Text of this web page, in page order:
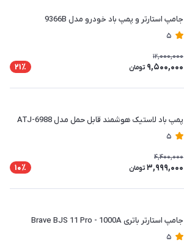
جامپ استارتر و پمپ باد خودرو مدل 9366B
5
12,000,000
9,500,000 تومان 21٪
پمپ باد لاستیک هوشمند قابل حمل مدل ATJ-6988
5
4,400,000
3,999,000 تومان 10٪
جامپ استارتر باتری Brave BJS 11 Pro - 1000A
5